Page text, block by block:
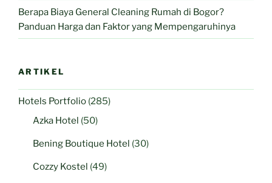
Berapa Biaya General Cleaning Rumah di Bogor?
Panduan Harga dan Faktor yang Mempengaruhinya
ARTIKEL
Hotels Portfolio (285)
Azka Hotel (50)
Bening Boutique Hotel (30)
Cozzy Kostel (49)